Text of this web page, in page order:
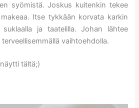
syömistä. Joskus kuitenkin tekee
Itse tykkään korvata karkin
suklaalla ja taatelilla. Johan lähtee
vaihtoehdolla.
tältä;)